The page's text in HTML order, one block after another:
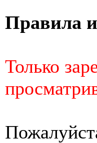
Правила
Только